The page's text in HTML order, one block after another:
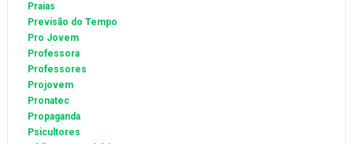
Praias
Previsão do Tempo
Pro Jovem
Professora
Professores
Projovem
Pronatec
Propaganda
Psicultores